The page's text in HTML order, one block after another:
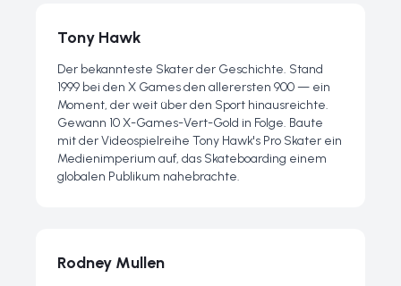
Tony Hawk
Der bekannteste Skater der Geschichte. Stand
1999 bei den X Games den allerersten 900 — ein
Moment, der weit über den Sport hinausreichte.
Gewann 10 X-Games-Vert-Gold in Folge. Baute
mit der Videospielreihe Tony Hawk's Pro Skater ein
Medienimperium auf, das Skateboarding einem
globalen Publikum nahebrachte.
Rodney Mullen